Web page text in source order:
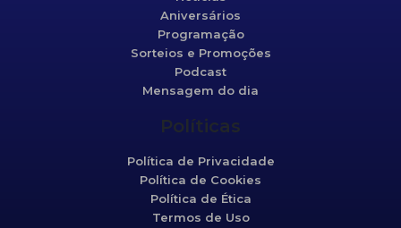
Aniversários
Programação
Sorteios e Promoções
Podcast
Mensagem do dia
Políticas
Política de Privacidade
Política de Cookies
Política de Ética
Termos de Uso